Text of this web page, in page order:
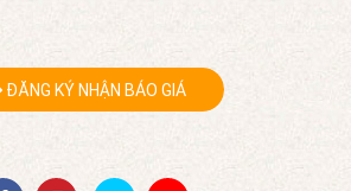
ĐĂNG KÝ NHẬN BÁO GIÁ